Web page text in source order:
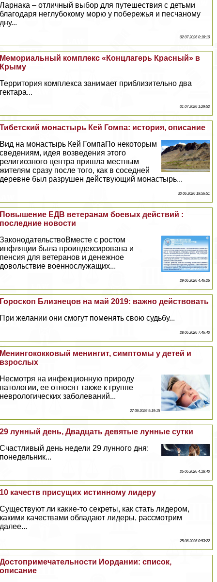
Ларнака – отличный выбор для путешествия с детьми
благодаря неглубокому морю у побережья и песчаному
дну...
02 07 2026 0:18:10
Мемориальный комплекс «Концлагерь Красный» в
Крыму
Территория комплекса занимает приблизительно два
гектара...
01 07 2026 1:29:52
Тибетский монастырь Кей Гомпа: история, описание
Вид на монастырь Кей ГомпаПо некоторым
сведениям, идея возведения этого
религиозного центра пришла местным
жителям сразу после того, как в соседней
деревне был разрушен действующий монастырь...
30 06 2026 19:56:51
Повышение ЕДВ ветеранам боевых действий :
последние новости
ЗаконодательствоВместе с ростом
инфляции была проиндексирована и
пенсия для ветеранов и денежное
довольствие военнослужащих...
29 06 2026 4:46:26
Гороскоп Близнецов на май 2019: важно действовать
При желании они смогут поменять свою судьбу...
28 06 2026 7:46:40
Менингококковый менингит, симптомы у детей и
взрослых
Несмотря на инфекционную природу
патологии, ее относят также к группе
неврологических заболеваний...
27 06 2026 9:19:15
29 лунный день, Двадцать девятые лунные сутки
Счастливый день недели 29 лунного дня:
понедельник...
26 06 2026 4:18:40
10 качеств присущих истинному лидеру
Существуют ли какие-то секреты, как стать лидером,
какими качествами обладают лидеры, рассмотрим
далее...
25 06 2026 0:53:22
Достопримечательности Иордании: список,
описание